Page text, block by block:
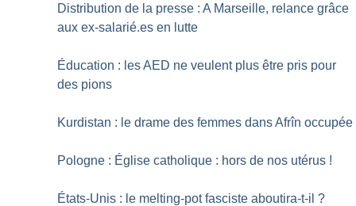
Distribution de la presse : A Marseille, relance grâce
aux ex-salarié.es en lutte
Éducation : les AED ne veulent plus être pris pour
des pions
Kurdistan : le drame des femmes dans Afrîn occupée
Pologne : Église catholique : hors de nos utérus !
États-Unis : le melting-pot fasciste aboutira-t-il ?